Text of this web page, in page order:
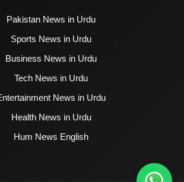
Pakistan News in Urdu
Sports News in Urdu
Business News in Urdu
Tech News in Urdu
News in Urdu
Health News in Urdu
Hum News English